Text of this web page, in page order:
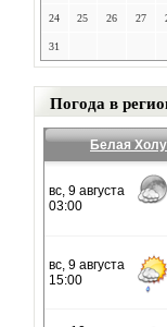
24 25 26 27
31
Погода в
Белая